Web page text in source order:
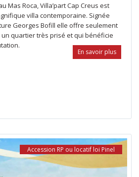
Mas Roca, Villa’part Cap Creus est
villa contemporaine. Signée
Georges Bofill elle offre seulement
quartier très prisé et qui bénéficie
En savoir plus
Accession RP ou locatif loi Pinel